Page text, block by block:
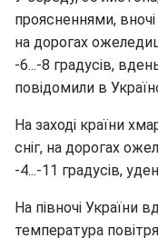
проясненнями,
на дорогах
-6...-8 градусів,
повідомили в
На заході країни
сніг, на дорогах
-4...-11 градусів,
На півночі України
температура